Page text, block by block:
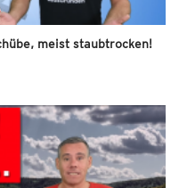
meist staubtrocken!